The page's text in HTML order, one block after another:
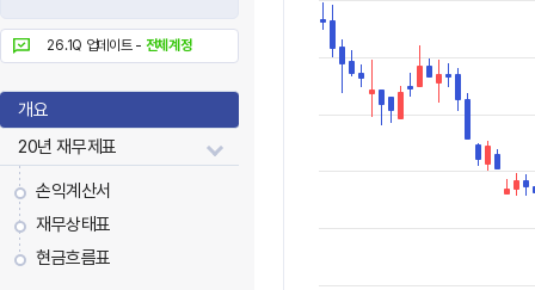
26.1Q 업데이트 - 전체계정
개요
20년 재무제표
손익계산서
재무상태표
현금흐름표